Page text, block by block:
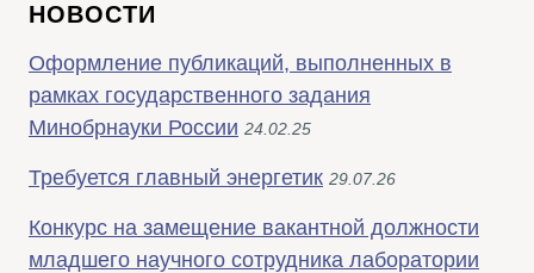
НОВОСТИ
Оформление публикаций, выполненных в
рамках государственного задания
Минобрнауки России 24.02.25
Требуется главный энергетик 29.07.26
Конкурс на замещение вакантной должности
младшего научного сотрудника лаборатории